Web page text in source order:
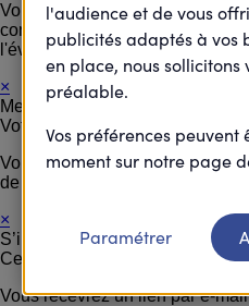
Vous allez recevoir à la suite de
confirmation comportant toutes
l'évènement.
×
Merci
Votre inscription à cette action
Vous allez recevoir à la suite de
de confirmation.
×
S’inscrire
Cette action est accessible en
Vous recevrez un lien par e-
l'audience et de vous
publicités adaptés à vos
en place, nous
préalable.
Vos préférences
moment sur notre page
Paramétrer